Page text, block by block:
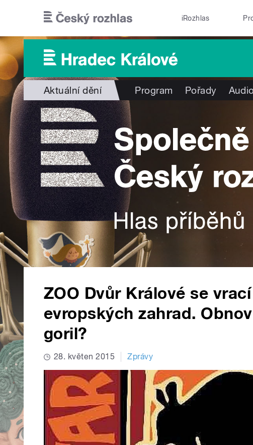
iRozhlas
Aktuální dění Program Pořady
ZOO Dvůr Králové se
evropských zahrad.
goril?
28. květen 2015 Zprávy